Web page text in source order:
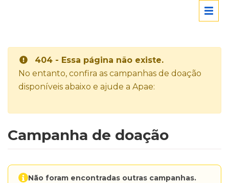
404 - Essa página não existe.
No entanto, confira as campanhas de doação
disponíveis abaixo e ajude a Apae:
Campanha de doação
Não foram encontradas outras campanhas.